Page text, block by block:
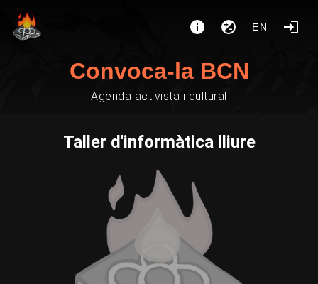
EN
Convoca-la BCN
Agenda activista i cultural
Taller d'informàtica lliure